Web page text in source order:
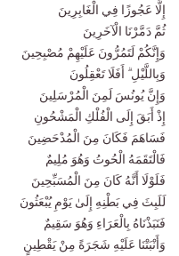
إِلَّا عَجُوزًا فِي الْغَابِرِينَ
ثُمَّ دَمَّرْنَا الْآخَرِينَ
وَإِنَّكُمْ لَتَمُرُّونَ عَلَيْهِمْ مُصْبِحِينَ
وَبِاللَّيْلِ ۗ أَفَلَا تَعْقِلُونَ
وَإِنَّ يُونُسَ لَمِنَ الْمُرْسَلِينَ
إِذْ أَبَقَ إِلَى الْفُلْكِ الْمَشْحُونِ
فَسَاهَمَ فَكَانَ مِنَ الْمُدْحَضِينَ
فَالْتَقَمَهُ الْحُوتُ وَهُوَ مُلِيمٌ
فَلَوْلَا أَنَّهُ كَانَ مِنَ الْمُسَبِّحِينَ
لَلَبِثَ فِي بَطْنِهِ إِلَىٰ يَوْمِ يُبْعَثُونَ
فَنَبَذْنَاهُ بِالْعَرَاءِ وَهُوَ سَقِيمٌ
وَأَنْبَتْنَا عَلَيْهِ شَجَرَةً مِنْ يَقْطِينٍ